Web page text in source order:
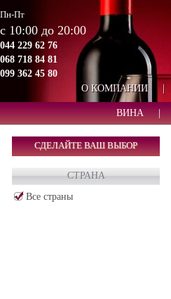
Пн-Пт
с 10:00 до 20:00
044 229 62 76
068 718 84 81
099 362 45 80
О КОМПАНИИ
|
ВИНА
СДЕЛАЙТЕ ВАШ ВЫБОР
СТРАНА
Все страны